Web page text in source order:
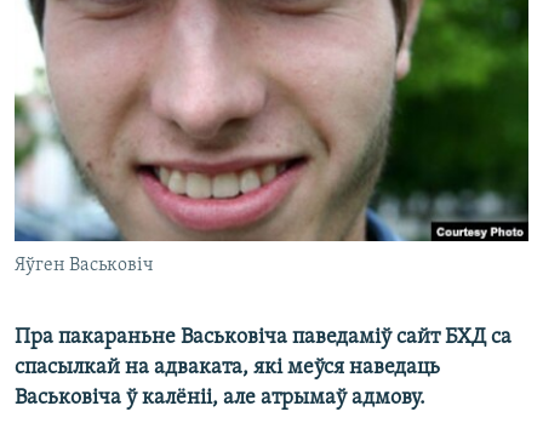
КУЛЬТУРА
КАЛЯНДАР
МОВА
НА ХВАЛЯХ СВАБОДЫ
Яўген Васьковіч
Пра пакараньне Васьковіча паведаміў сайт БХД са
спасылкай на адваката, які меўся наведаць
Васьковіча ў калёніі, але атрымаў адмову.